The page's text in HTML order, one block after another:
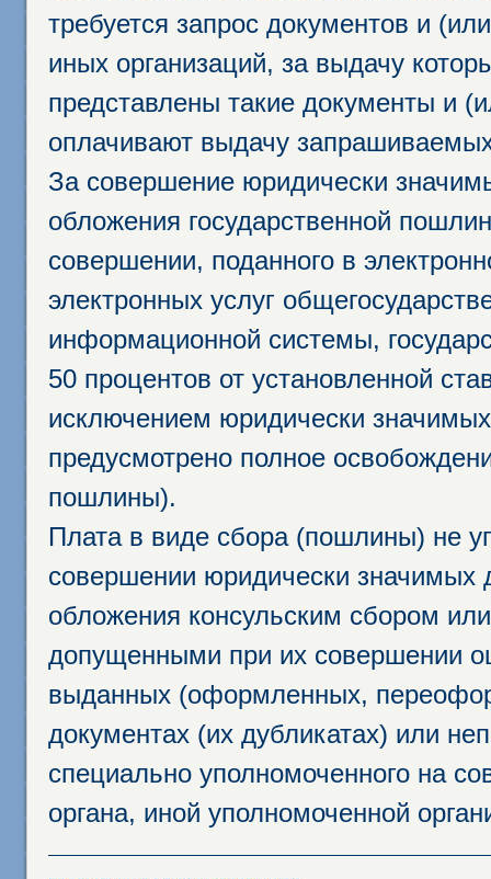
требуется запрос документов и
иных организаций, за выдачу
представлены такие документы и
оплачивают выдачу
За совершение юридически
обложения государственной
совершении, поданного в
электронных услуг
информационной системы,
50 процентов от установленной
исключением юридически
предусмотрено полное
пошлины).
Плата в виде сбора (пошлины) не
совершении юридически
обложения консульским сбором
допущенными при их совершении
выданных (оформленных,
документах (их дубликатах) или
специально уполномоченного на
органа, иной уполномоченной